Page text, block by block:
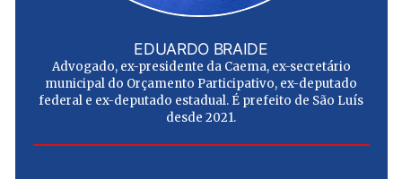
EDUARDO BRAIDE
Advogado, ex-presidente da Caema, ex-secretário
municipal do Orçamento Participativo, ex-deputado
federal e ex-deputado estadual. É prefeito de São Luís
desde 2021.